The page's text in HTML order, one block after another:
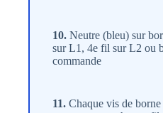
10. Neutre (bleu) sur
sur L1, 4e fil sur L2 ou
commande
11. Chaque vis de borne